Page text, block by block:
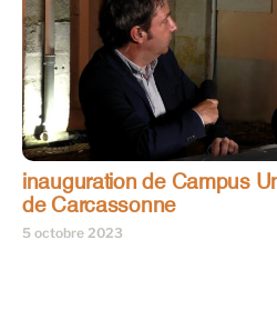
inauguration de Campus
de Carcassonne
5 octobre 2023